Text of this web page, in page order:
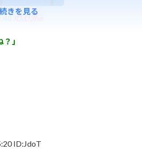
ID:U3he
」
ID:JdoT
きを見る